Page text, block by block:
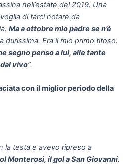
nell’estate del 2019. Una
di farci notare da
Ma a ottobre mio padre se n’è
durissima. Era il mio primo tifoso:
segno penso a lui, alle tante
vivo“.
con il miglior periodo della
la testa e avevo ripreso a
Monterosi, il gol a San Giovanni.